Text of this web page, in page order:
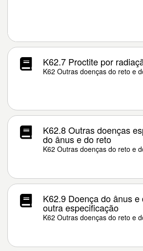
K62.7 Proctite por
K62 Outras doenças do reto e
K62.8 Outras doenças
do ânus e do reto
K62 Outras doenças do reto e
K62.9 Doença do ânus e
outra especificação
K62 Outras doenças do reto e